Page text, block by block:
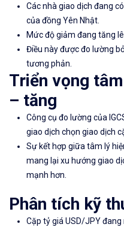
Các nhà giao dịch đang
của đồng Yên Nhật.
Mức độ giảm đang tăng
Điều này được đo lường
tương phản.
Triển vọng
– tăng
Công cụ đo lường của
giao dịch chọn giao dịch
Sự kết hợp giữa tâm lý
mang lại xu hướng giao
mạnh hơn.
Phân tích kỹ
Cặp tỷ giá USD/JPY